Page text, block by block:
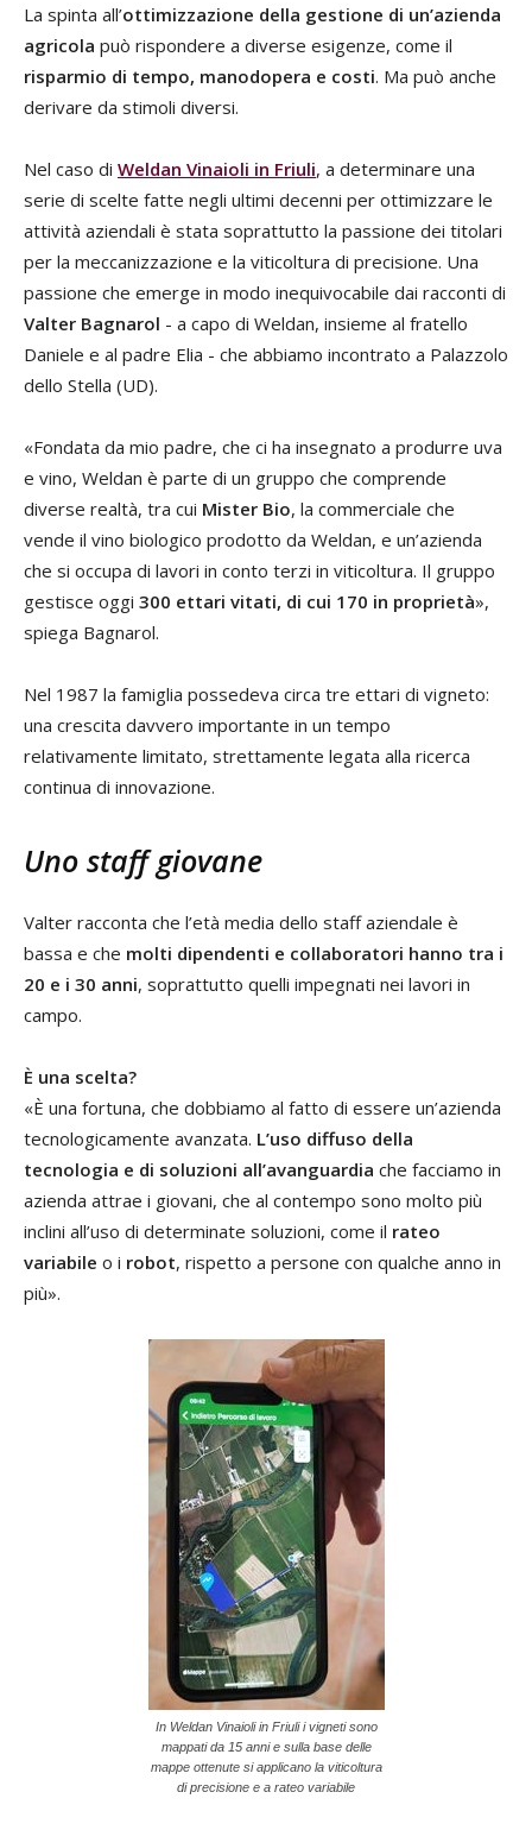
La spinta all’ottimizzazione della gestione di un’azienda
agricola può rispondere a diverse esigenze, come il
risparmio di tempo, manodopera e costi. Ma può anche
derivare da stimoli diversi.
Nel caso di Weldan Vinaioli in Friuli, a determinare una
serie di scelte fatte negli ultimi decenni per ottimizzare le
attività aziendali è stata soprattutto la passione dei titolari
per la meccanizzazione e la viticoltura di precisione. Una
passione che emerge in modo inequivocabile dai racconti di
Valter Bagnarol - a capo di Weldan, insieme al fratello
Daniele e al padre Elia - che abbiamo incontrato a Palazzolo
dello Stella (UD).
«Fondata da mio padre, che ci ha insegnato a produrre uva
e vino, Weldan è parte di un gruppo che comprende
diverse realtà, tra cui Mister Bio, la commerciale che
vende il vino biologico prodotto da Weldan, e un’azienda
che si occupa di lavori in conto terzi in viticoltura. Il gruppo
gestisce oggi 300 ettari vitati, di cui 170 in proprietà»,
spiega Bagnarol.
Nel 1987 la famiglia possedeva circa tre ettari di vigneto:
una crescita davvero importante in un tempo
relativamente limitato, strettamente legata alla ricerca
continua di innovazione.
Uno staff giovane
Valter racconta che l’età media dello staff aziendale è
bassa e che molti dipendenti e collaboratori hanno tra i
20 e i 30 anni, soprattutto quelli impegnati nei lavori in
campo.
È una scelta?
«È una fortuna, che dobbiamo al fatto di essere un’azienda
tecnologicamente avanzata. L’uso diffuso della
tecnologia e di soluzioni all’avanguardia che facciamo in
azienda attrae i giovani, che al contempo sono molto più
inclini all’uso di determinate soluzioni, come il rateo
variabile o i robot, rispetto a persone con qualche anno in
più».
In Weldan Vinaioli in Friuli i vigneti sono
mappati da 15 anni e sulla base delle
mappe ottenute si applicano la viticoltura
di precisione e a rateo variabile